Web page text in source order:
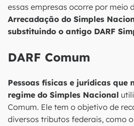
essas empresas ocorre por meio
Arrecadação do Simples
substituindo o antigo DARF
DARF Comum
Pessoas físicas e jurídicas que
regime do Simples Nacional
Comum. Ele tem o objetivo de
diversos tributos federais, como